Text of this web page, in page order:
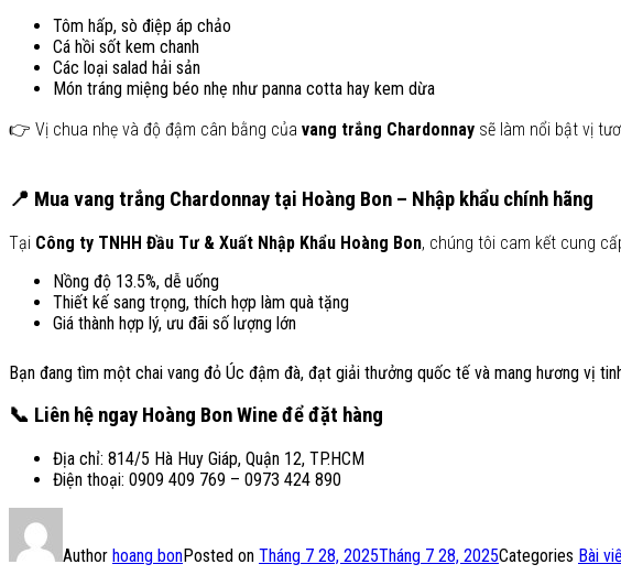
Tôm hấp, sò điệp áp chảo
Cá hồi sốt kem chanh
Các loại salad hải sản
Món tráng miệng béo nhẹ như panna cotta hay kem dừa
👉 Vị chua nhẹ và độ đậm cân bằng của vang trắng Chardonnay sẽ làm nổi bật vị
📍 Mua vang trắng Chardonnay tại Hoàng Bon – Nhập khẩu chính hãng
Tại Công ty TNHH Đầu Tư & Xuất Nhập Khẩu Hoàng Bon, chúng tôi cam kết cung
Nồng độ 13.5%, dễ uống
Thiết kế sang trọng, thích hợp làm quà tặng
Giá thành hợp lý, ưu đãi số lượng lớn
Bạn đang tìm một chai vang đỏ Úc đậm đà, đạt giải thưởng quốc tế và mang hương vị
📞 Liên hệ ngay Hoàng Bon Wine để đặt hàng
Địa chỉ: 814/5 Hà Huy Giáp, Quận 12, TP.HCM
Điện thoại: 0909 409 769 – 0973 424 890
Author hoang bonPosted on Tháng 7 28, 2025Tháng 7 28, 2025Categories Bài